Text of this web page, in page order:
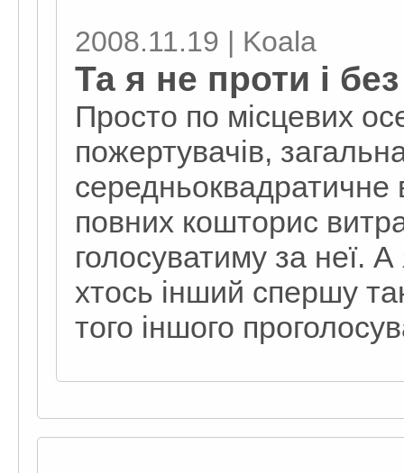
2008.11.19 | Koala
Та я не проти і
Просто по місцевих
пожертувачів,
середньоквадратичне
повних кошторис
голосуватиму за неї.
хтось інший спершу
того іншого